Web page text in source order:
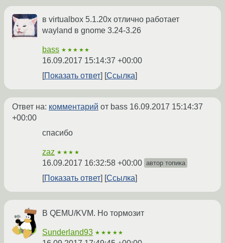
в virtualbox 5.1.20x отлично работает
wayland в gnome 3.24-3.26
bass ★★★★★
16.09.2017 15:14:37 +00:00
Показать ответ
Ссылка
Ответ на: комментарий от bass 16.09.2017 15:14:37
+00:00
спасибо
zaz ★★★★
16.09.2017 16:32:58 +00:00 автор топика
Показать ответ Ссылка
В QEMU/KVM. Но тормозит
Sunderland93 ★★★★★